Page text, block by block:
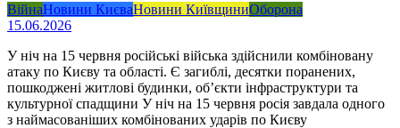
ВійнаНовини КиєваНовини КиївщиниОборона
15.06.2026
У ніч на 15 червня російські війська здійснили комбіновану
атаку по Києву та області. Є загиблі, десятки поранених,
пошкоджені житлові будинки, об’єкти інфраструктури та
культурної спадщини У ніч на 15 червня росія завдала одного
з наймасованіших комбінованих ударів по Києву